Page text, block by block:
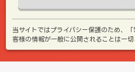
当サイトではプライバシー保護のため、
客様の情報が一般に公開されることは一